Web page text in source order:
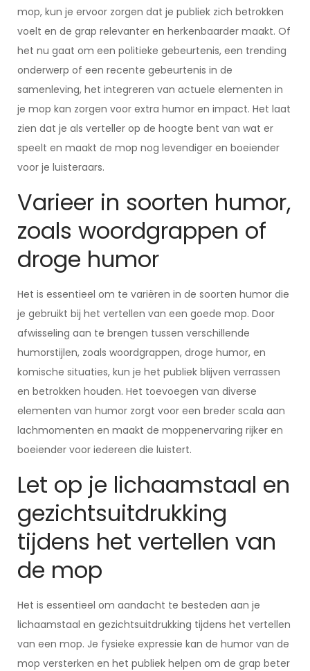
mop, kun je ervoor zorgen dat je publiek zich betrokken
voelt en de grap relevanter en herkenbaarder maakt. Of
het nu gaat om een politieke gebeurtenis, een trending
onderwerp of een recente gebeurtenis in de
samenleving, het integreren van actuele elementen in
je mop kan zorgen voor extra humor en impact. Het laat
zien dat je als verteller op de hoogte bent van wat er
speelt en maakt de mop nog levendiger en boeiender
voor je luisteraars.
Varieer in soorten humor,
zoals woordgrappen of
droge humor
Het is essentieel om te variëren in de soorten humor die
je gebruikt bij het vertellen van een goede mop. Door
afwisseling aan te brengen tussen verschillende
humorstijlen, zoals woordgrappen, droge humor, en
komische situaties, kun je het publiek blijven verrassen
en betrokken houden. Het toevoegen van diverse
elementen van humor zorgt voor een breder scala aan
lachmomenten en maakt de moppenervaring rijker en
boeiender voor iedereen die luistert.
Let op je lichaamstaal en
gezichtsuitdrukking
tijdens het vertellen van
de mop
Het is essentieel om aandacht te besteden aan je
lichaamstaal en gezichtsuitdrukking tijdens het vertellen
van een mop. Je fysieke expressie kan de humor van de
mop versterken en het publiek helpen om de grap beter